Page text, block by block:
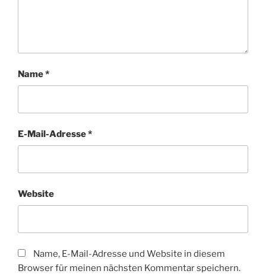
Name*
E-Mail-Adresse*
Website
Name, E-Mail-Adresse und Website in diesem
Browser für meinen nächsten Kommentar speichern.